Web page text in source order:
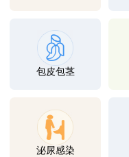
包皮包茎
泌尿感染